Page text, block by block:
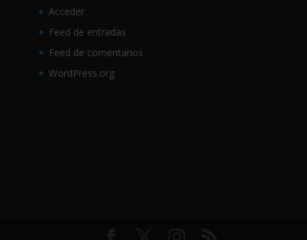
Acceder
Feed de entradas
Feed de comentarios
WordPress.org